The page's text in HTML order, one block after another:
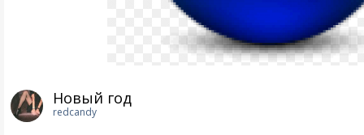
Новый год
redcandy